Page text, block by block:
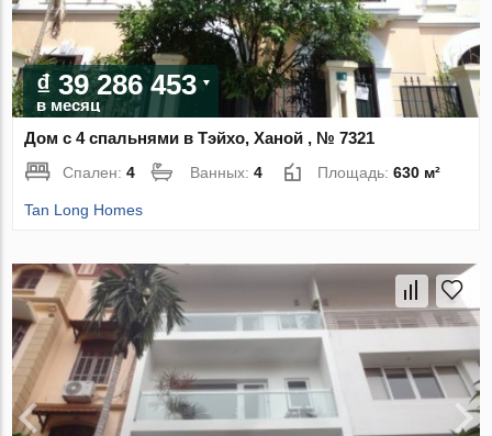
₫ 39 286 453
в месяц
Дом с 4 спальнями в Тэйхо, Ханой , № 7321
Спален:4 Ванных:4 Площадь:630 м²
Tan Long Homes